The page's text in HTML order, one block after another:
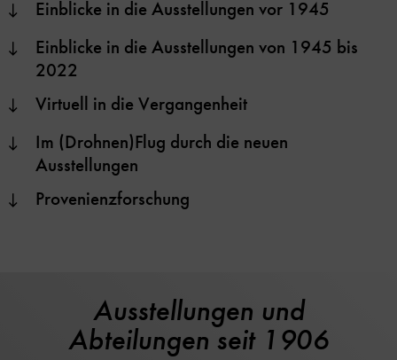
Einblicke in die Ausstellungen vor 1945
Einblicke in die Ausstellungen von 1945 bis
2022
Virtuell in die Vergangenheit
Im (Drohnen)Flug durch die neuen
Ausstellungen
Provenienzforschung
Ausstellungen und
Abteilungen seit 1906